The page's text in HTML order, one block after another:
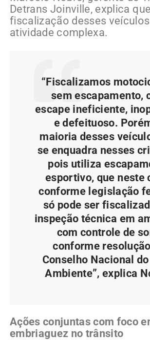
Detrans Joinville, explica
fiscalização desses
atividade complexa.
“Fiscalizamos
sem escapamento,
escape ineficiente,
e defeituoso.
maioria desses
se enquadra nesses
pois utiliza
esportivo, que neste
conforme legislação
só pode ser
inspeção técnica em
com controle de
conforme
Conselho Nacional
Ambiente”, explica
Ações conjuntas com foco
embriaguez no trânsito